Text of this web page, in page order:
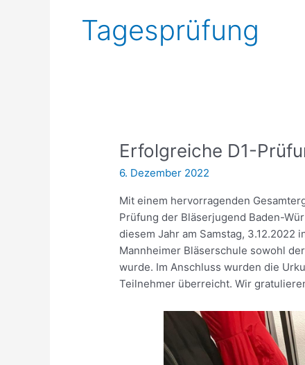
Tagesprüfung
Erfolgreiche D1-
6. Dezember 2022
Mit einem hervorragenden
Prüfung der Bläserjugend Baden-
diesem Jahr am Samstag, 3.12.2022
Mannheimer Bläserschule sowohl
wurde. Im Anschluss wurden die
Teilnehmer überreicht. Wir